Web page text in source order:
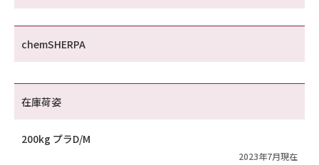
chemSHERPA
在庫荷姿
200kg プラD/M
2023年7月現在